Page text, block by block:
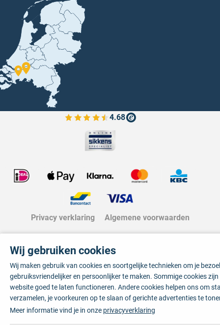
4.68
Bekijk de verfplaza beoordelingen
Privacy verklaring Algemene voorwaarden
Wij gebruiken cookies
Wij maken gebruik van cookies en soortgelijke technieken om je
gebruiksvriendelijker en persoonlijker te maken. Sommige cookies
website goed te laten functioneren. Andere cookies helpen ons om
verzamelen, je voorkeuren op te slaan of gerichte advertenties te
Meer informatie vind je in onze privacyverklaring